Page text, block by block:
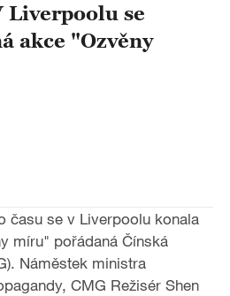
Liverpoolu se
akce "Ozvěny
času se v Liverpoolu konala
míru" pořádaná Čínská
Náměstek ministra
CMG Režisér Shen